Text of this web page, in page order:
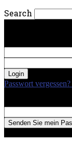
Search
Passwort